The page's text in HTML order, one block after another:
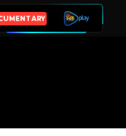
LIVE TV